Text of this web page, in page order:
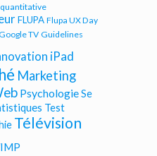
FLUPA Flupa UX Day
Google TV Guidelines
iPad
Marketing
PsychologieSe
Test
Télévision